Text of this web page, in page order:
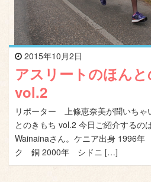
2015年10月2日
アスリートのほん
vol.2
リポーター 上條恵奈美が聞いちゃ
とのきもち vol.2 今日ご紹介する
Wainainaさん。ケニア出身 1996
ク 銅 2000年 シドニ […]